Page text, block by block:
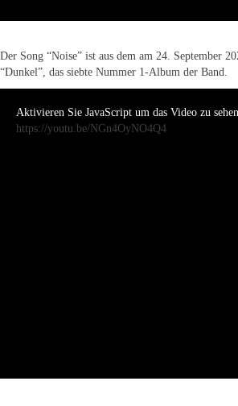
Der Song “Noise” ist aus dem am 24. September
“Dunkel”, das siebte Nummer 1-Album der Band.
Aktivieren Sie JavaScript um das Video zu sehen.
https://youtu.be/NGn4OyNO4Q4